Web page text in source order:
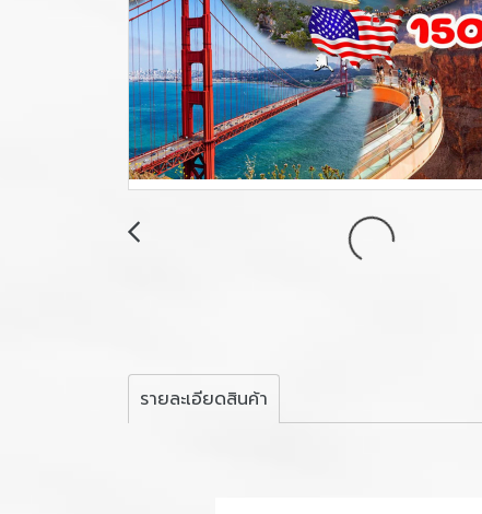
รายละเอียดสินค้า